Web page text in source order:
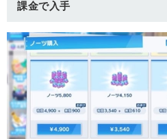
課金で入手